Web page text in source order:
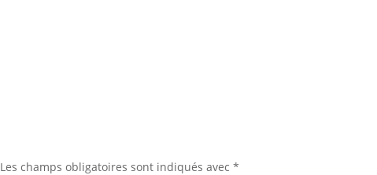
Les champs obligatoires sont indiqués avec*